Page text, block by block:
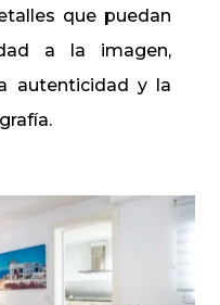
que puedan
a la imagen,
autenticidad y la